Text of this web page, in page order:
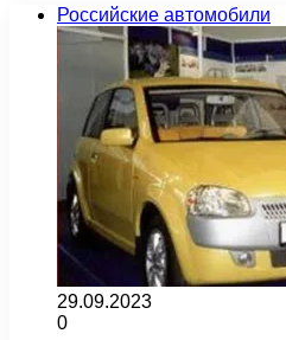
Российские автомобили
29.09.2023
0